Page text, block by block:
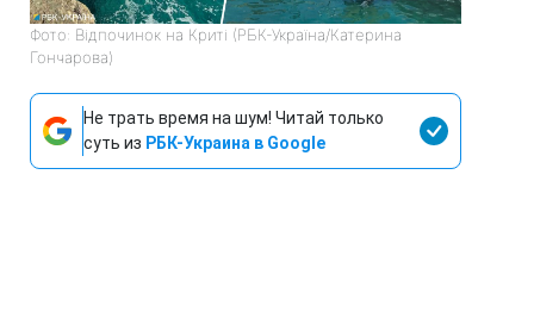
Фото: Відпочинок на Криті (РБК-Україна/Катерина
Гончарова)
Не трать время на шум! Читай только
суть из РБК-Украина в Google